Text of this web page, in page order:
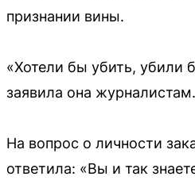
признании вины.
«Хотели бы убить, убили
заявила она журналистам.
На вопрос о личности
ответила: «Вы и так